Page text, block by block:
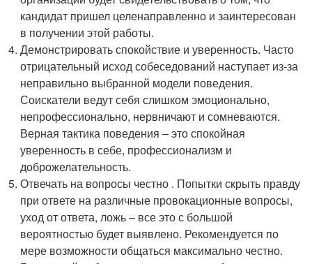
кандидат пришел целенаправленно и заинтересован
в получении этой работы.
Демонстрировать спокойствие и уверенность. Часто
отрицательный исход собеседований наступает из-за
неправильно выбранной модели поведения.
Соискатели ведут себя слишком эмоционально,
непрофессионально, нервничают и сомневаются.
Верная тактика поведения – это спокойная
уверенность в себе, профессионализм и
доброжелательность.
Отвечать на вопросы честно . Попытки скрыть правду
при ответе на различные провокационные вопросы,
уход от ответа, ложь – все это с большой
вероятностью будет выявлено. Рекомендуется по
мере возможности общаться максимально честно.